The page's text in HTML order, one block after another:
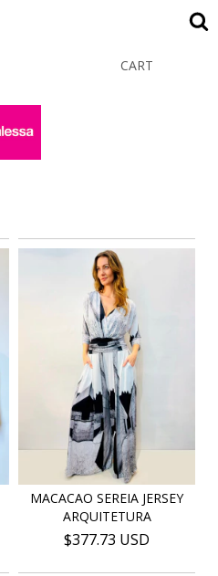
CART
MACACAO SEREIA JERSEY
ARQUITETURA
$377.73 USD